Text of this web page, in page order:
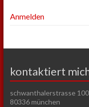
Anmelden
kontaktiert
schwanthalerstrasse 100
80336 münchen